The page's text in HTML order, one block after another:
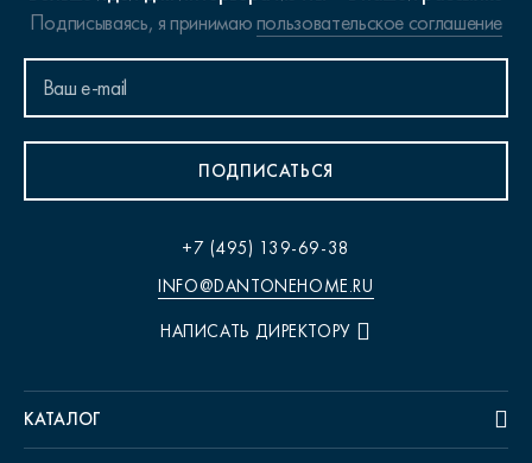
Подписываясь, я принимаюпользовательское соглашение
ПОДПИСАТЬСЯ
+7 (495) 139-69-38
INFO@DANTONEHOME.RU
НАПИСАТЬ ДИРЕКТОРУ
КАТАЛОГ